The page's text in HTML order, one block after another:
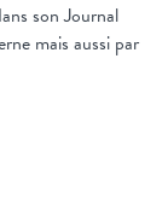
son Journal
mais aussi par